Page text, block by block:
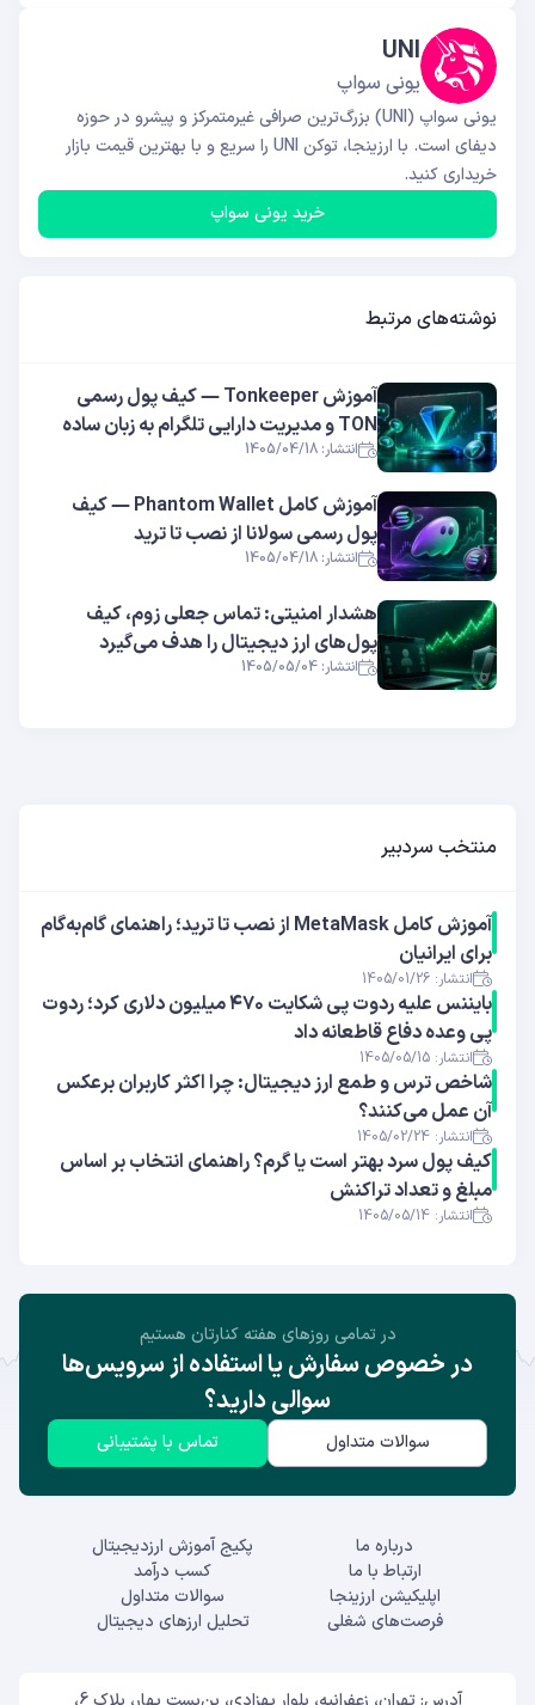
UNI
یونی سواپ
یونی سواپ (UNI) بزرگ‌ترین صرافی غیرمتمرکز و پیشرو در حوزه
دیفای است. با ارزینجا، توکن UNI را سریع و با بهترین قیمت بازار
خریداری کنید.
خرید یونی سواپ
نوشته‌های مرتبط
آموزش Tonkeeper — کیف پول رسمی
TON و مدیریت دارایی تلگرام به زبان ساده
انتشار: 1405/04/18
آموزش کامل Phantom Wallet — کیف
پول رسمی سولانا از نصب تا ترید
انتشار: 1405/04/18
هشدار امنیتی: تماس جعلی زوم، کیف
پول‌های ارز دیجیتال را هدف می‌گیرد
انتشار: 1405/05/04
منتخب سردبیر
آموزش کامل MetaMask از نصب تا ترید؛ راهنمای گام‌به‌گام
برای ایرانیان
انتشار: 1405/01/26
بایننس علیه ردوت پی شکایت ۴۷۰ میلیون دلاری کرد؛ ردوت
پی وعده دفاع قاطعانه داد
انتشار: 1405/05/15
شاخص ترس و طمع ارز دیجیتال: چرا اکثر کاربران برعکس
آن عمل می‌کنند؟
انتشار: 1405/02/24
کیف پول سرد بهتر است یا گرم؟ راهنمای انتخاب بر اساس
مبلغ و تعداد تراکنش
انتشار: 1405/05/14
در تمامی روز‌های هفته کنارتان هستیم
در خصوص سفارش یا استفاده از سرویس‌ها
سوالی دارید؟
سوالات متداول تماس با پشتیبانی
درباره ما
ارتباط با ما
اپلیکیشن ارزینجا
فرصت‌های شغلی
پکیج آموزش ارزدیجیتال
کسب درآمد
سوالات متداول
تحلیل ارزهای دیجیتال